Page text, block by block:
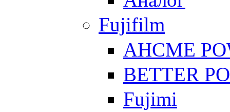
Fujifilm
AHCME
BETTER
Fujimi